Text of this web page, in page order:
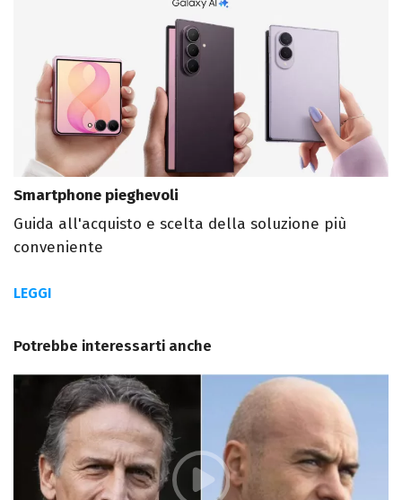
Smartphone pieghevoli
Guida all'acquisto e scelta della soluzione più
conveniente
LEGGI
Potrebbe interessarti anche